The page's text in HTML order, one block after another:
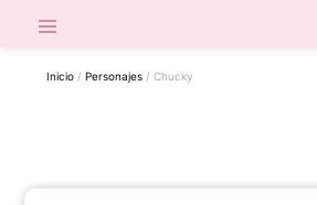
Inicio / Personajes / Chucky